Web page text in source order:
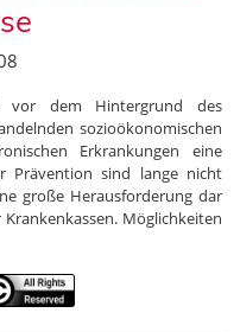
vor dem Hintergrund des
sozioökonomischen
Erkrankungen eine
Prävention sind lange nicht
große Herausforderung dar
Möglichkeiten